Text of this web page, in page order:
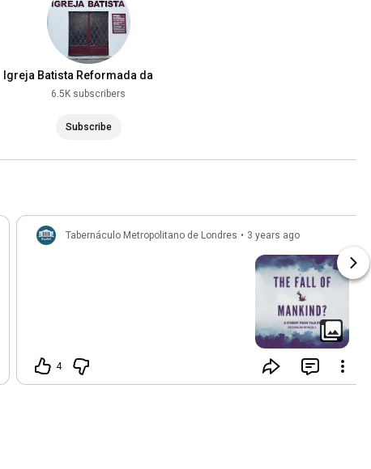
Igreja Batista Reformada da
6.5K subscribers
Subscribe
Tabernáculo Metropolitano de Londres • 3 years ago
4